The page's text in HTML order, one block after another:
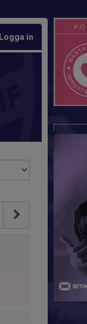
Logga in